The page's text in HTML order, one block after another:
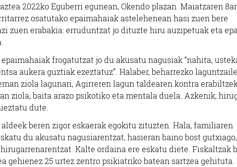
2022ko Eguberri egunean, Okendo plazan. Maiatzaren
osatutako epaimahaiak astelehenean hasi zuen bere
zuen erabakia: erruduntzat jo dituzte hiru auzipetuak eta
frogatutzat jo du akusatu nagusiak “nahita,
aukera guztiak ezeztatuz”. Halaber, beharrezko
ziola lagunari, Agirreren lagun taldearen kontra
ziola, baita arazo psikotiko eta mentala duela. Azkenik,
dute.
beren zigor eskaerak egokitu zituzten. Hala, familiaren
du akusatu nagusiarentzat, hasieran baino bost
Kalte ordaina ere eskatu diete. Fiskaltzak
gehienez 25 urtez zentro psikiatriko batean sartzea gehituta.